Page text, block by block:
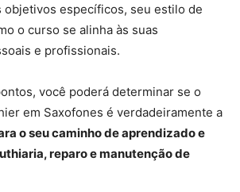
objetivos específicos, seu estilo de
o curso se alinha às suas
e profissionais.
você poderá determinar se o
em Saxofones é verdadeiramente a
o seu caminho de aprendizado e
reparo e manutenção de